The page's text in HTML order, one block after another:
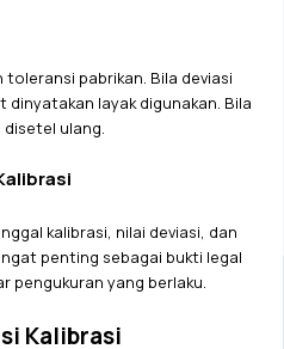
toleransi pabrikan. Bila deviasi
dinyatakan layak digunakan. Bila
ulang.
kalibrasi, nilai deviasi, dan
penting sebagai bukti legal
pengukuran yang berlaku.
Kalibrasi